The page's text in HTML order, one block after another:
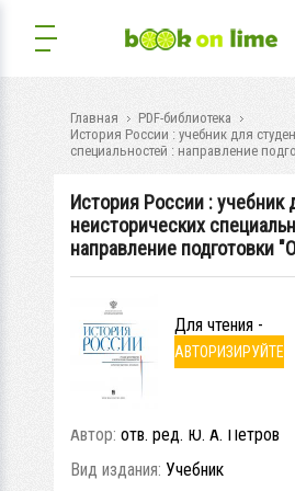
Главная
PDF-библиотека
История России : учебник для
специальностей : направление
История России : учебник
неисторических
направление подготовки
Для чтения -
АВТОРИЗИРУЙТЕ
Автор: отв. ред. Ю. А. Петров
Вид издания: Учебник